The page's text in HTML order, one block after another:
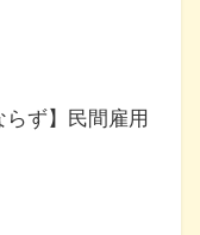
らず】民間雇用